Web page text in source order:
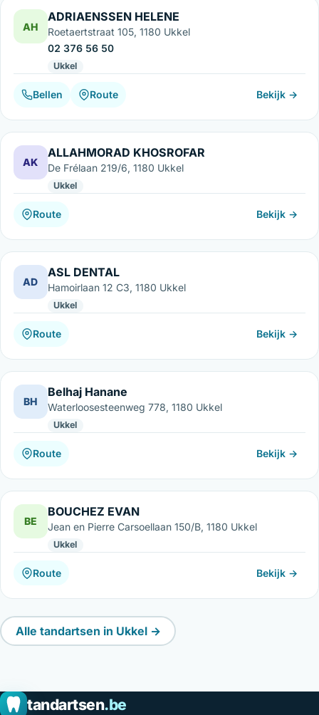
AH
ADRIAENSSEN HELENE
Roetaertstraat 105, 1180 Ukkel
02 376 56 50
Ukkel
Bellen Route Bekijk →
AK
ALLAHMORAD KHOSROFAR
De Frélaan 219/6, 1180 Ukkel
Ukkel
Route Bekijk →
AD
ASL DENTAL
Hamoirlaan 12 C3, 1180 Ukkel
Ukkel
Route Bekijk →
BH
Belhaj Hanane
Waterloosesteenweg 778, 1180 Ukkel
Ukkel
Route Bekijk →
BE
BOUCHEZ EVAN
Jean en Pierre Carsoellaan 150/B, 1180 Ukkel
Ukkel
Route Bekijk →
Alle tandartsen in Ukkel →
tandartsen.be